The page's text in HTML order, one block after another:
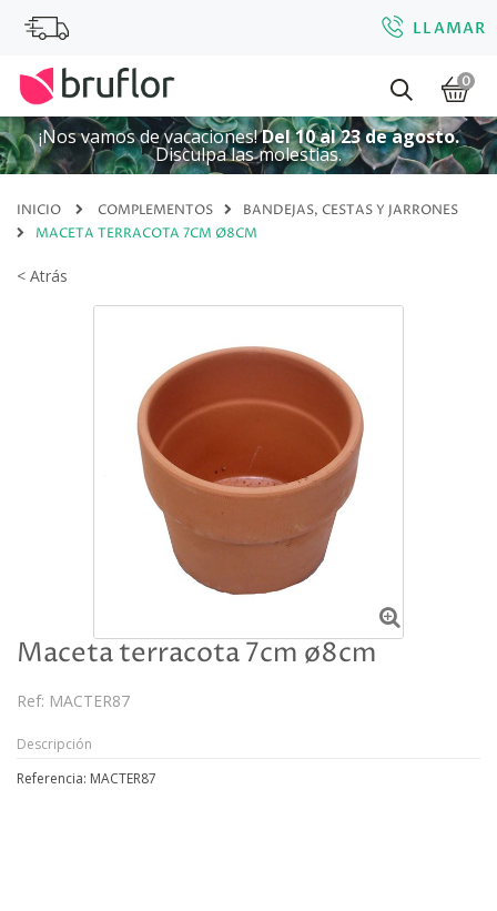
LLAMAR
0
¡Nos vamos de vacaciones!Del 10 al 23 de agosto.
Disculpa las molestias.
INICIO COMPLEMENTOS
BANDEJAS, CESTAS Y JARRONES
MACETA TERRACOTA 7CM Ø8CM
< Atrás
Maceta terracota 7cm ø8cm
Ref: MACTER87
Descripción
Referencia: MACTER87